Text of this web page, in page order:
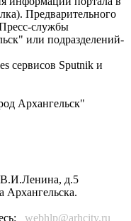
Предварительного
службы
или подразделений-
сервисов Sputnik и
Архангельск"
В.И.Ленина, д.5
Архангельска.
_webhlp@arhcity.ru_